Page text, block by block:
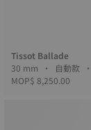
Tissot Ballade
MOP$ 8,250.00